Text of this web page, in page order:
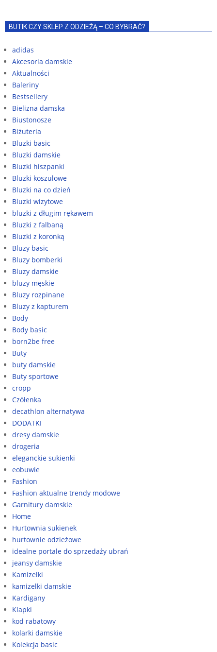
BUTIK CZY SKLEP Z ODZIEŻĄ – CO BYBRAĆ?
adidas
Akcesoria damskie
Aktualności
Baleriny
Bestsellery
Bielizna damska
Biustonosze
Biżuteria
Bluzki basic
Bluzki damskie
Bluzki hiszpanki
Bluzki koszulowe
Bluzki na co dzień
Bluzki wizytowe
bluzki z długim rękawem
Bluzki z falbaną
Bluzki z koronką
Bluzy basic
Bluzy bomberki
Bluzy damskie
bluzy męskie
Bluzy rozpinane
Bluzy z kapturem
Body
Body basic
born2be free
Buty
buty damskie
Buty sportowe
cropp
Czółenka
decathlon alternatywa
DODATKI
dresy damskie
drogeria
eleganckie sukienki
eobuwie
Fashion
Fashion aktualne trendy modowe
Garnitury damskie
Home
Hurtownia sukienek
hurtownie odzieżowe
idealne portale do sprzedaży ubrań
jeansy damskie
Kamizelki
kamizelki damskie
Kardigany
Klapki
kod rabatowy
kolarki damskie
Kolekcja basic